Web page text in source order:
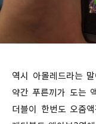
역시 아몰레드라는
약간 푸른끼가 도는
더블이 한번도 오줌